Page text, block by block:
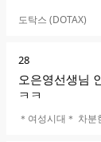
카페명
도탁스 (DOTAX)
순
위
28
오은영선생님
ㅋㅋ
카페명
＊여성시대＊ 차